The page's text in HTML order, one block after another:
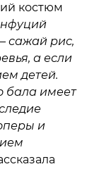
костюм
сажай рис,
а если
детей.
бала имеет
и